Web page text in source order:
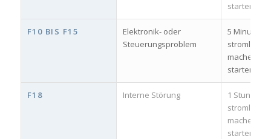
starten
F10 BIS F15
Elektronik- oder
Steuerungsproblem
5 Minuten
stromlos
machen,
starten
F18 Interne Störung
1 Stunde
stromlos
machen,
starten